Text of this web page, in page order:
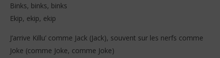
NOW VIEWING
Ninho ft Freeze Corleone – DICTIONNAIRES (Lyrics)
Binks, binks, binks
Ekip, ekip, ekip
J’arrive Killu’ comme Jack (Jack), souvent sur les nerfs comme
Joke (comme Joke, comme Joke)